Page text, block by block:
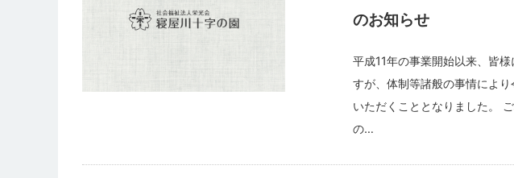
のお知らせ
平成11年の事業開始以来、皆
すが、体制等諸般の事情によ
いただくこととなりました。
の…